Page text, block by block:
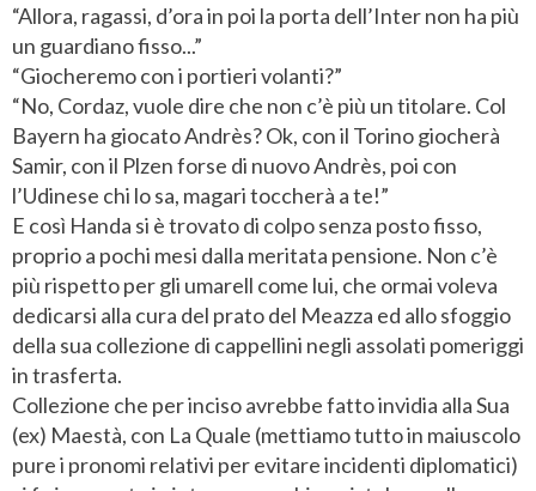
“Allora, ragassi, d’ora in poi la porta dell’Inter non ha più
un guardiano fisso...”
“Giocheremo con i portieri volanti?”
“No, Cordaz, vuole dire che non c’è più un titolare. Col
Bayern ha giocato Andrès? Ok, con il Torino giocherà
Samir, con il Plzen forse di nuovo Andrès, poi con
l’Udinese chi lo sa, magari toccherà a te!”
E così Handa si è trovato di colpo senza posto fisso,
proprio a pochi mesi dalla meritata pensione. Non c’è
più rispetto per gli umarell come lui, che ormai voleva
dedicarsi alla cura del prato del Meazza ed allo sfoggio
della sua collezione di cappellini negli assolati pomeriggi
in trasferta.
Collezione che per inciso avrebbe fatto invidia alla Sua
(ex) Maestà, con La Quale (mettiamo tutto in maiuscolo
pure i pronomi relativi per evitare incidenti diplomatici)